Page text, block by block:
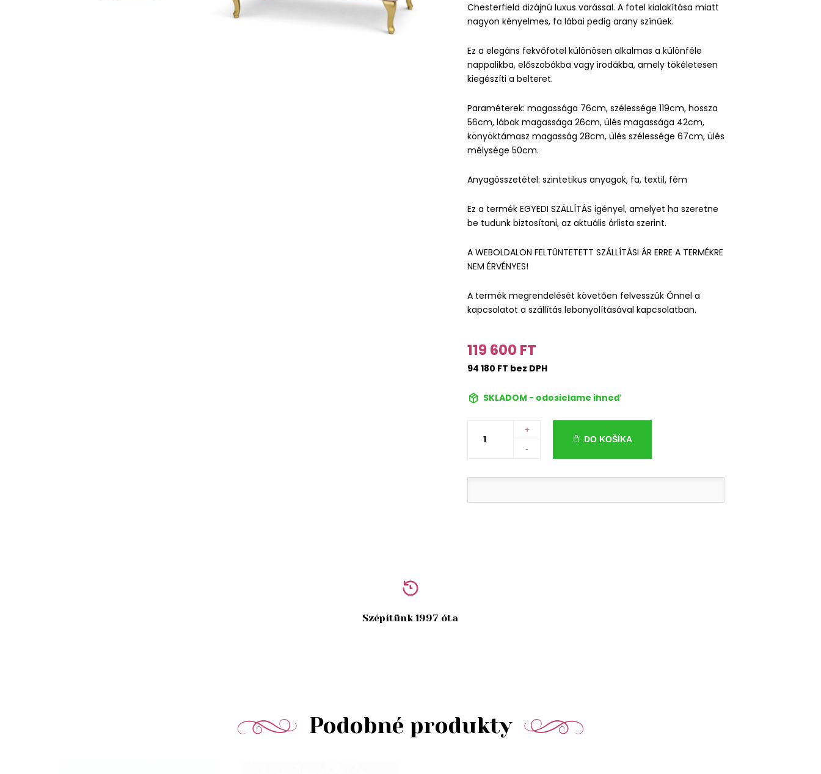
Chesterfield dizájnú luxus varással. A fotel kialakítása miatt
nagyon kényelmes, fa lábai pedig arany színűek.
Ez a elegáns fekvőfotel különösen alkalmas a különféle
nappalikba, előszobákba vagy irodákba, amely tökéletesen
kiegészíti a belteret.
Paraméterek: magassága 76cm, szélessége 119cm, hossza
56cm, lábak magassága 26cm, ülés magassága 42cm,
könyöktámasz magasság 28cm, ülés szélessége 67cm, ülés
mélysége 50cm.
Anyagösszetétel: szintetikus anyagok, fa, textil, fém
Ez a termék EGYEDI SZÁLLÍTÁS igényel, amelyet ha szeretne
be tudunk biztosítani, az aktuális árlista szerint.
A WEBOLDALON FELTÜNTETETT SZÁLLÍTÁSI ÁR ERRE A TERMÉKRE
NEM ÉRVÉNYES!
A termék megrendelését követően felvesszük Önnel a
kapcsolatot a szállítás lebonyolításával kapcsolatban.
119 600 FT
94 180 FT bez DPH
SKLADOM - odosielame ihneď
+
-
DO KOŠÍKA
Szépítünk 1997 óta
Podobné produkty